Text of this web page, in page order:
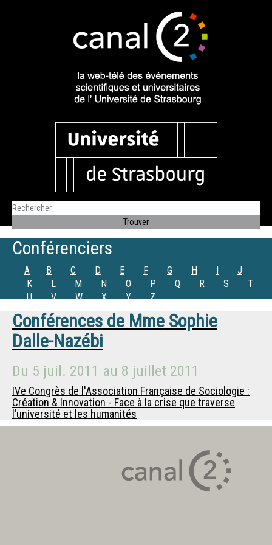
Conférenciers
A B C D E F G H I
J
K
L M N O P Q R S
T
U
V W X Y Z
Conférences de Mme Sophie
Dalle-Nazébi
Du 5 juil. 2011 au 8 juillet 2011
IVe Congrès de l'Association Française de Sociologie :
Création & Innovation - Face à la crise que traverse
l’université et les humanités